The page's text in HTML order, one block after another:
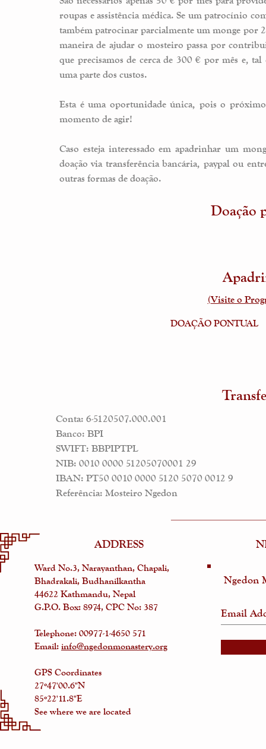
roupas e assistência médica. Se um patrocínio
também patrocinar parcialmente um monge por
maneira de ajudar o mosteiro passa por
que precisamos de cerca de 300 € por mês e,
uma parte dos custos.
Esta é uma oportunidade única, pois o
momento de agir!
Caso esteja interessado em apadrinhar um
doação via transferência bancária, paypal ou
outras formas de doação.
Doação
(Visite o
DOAÇÃO PONTUAL
Conta: 6-5120507.000.001
Banco: BPI
SWIFT: BBPIPTPL
NIB: 0010 0000 51205070001 29
IBAN: PT50 0010 0000 5120 5070 0012 9
Referência: Mosteiro Ngedon
ADDRESS
Ward No.3, Narayanthan, Chapali,
Bhadrakali, Budhanilkantha
44622 Kathmandu, Nepal
G.P.O. Box: 8974, CPC No: 387
Telephone:00977-1-4650 571
Email:info@ngedonmonastery.org
GPS Coordinates
27º47'00.6"N
85º22'11.8"E
See where we are located
Ngedon